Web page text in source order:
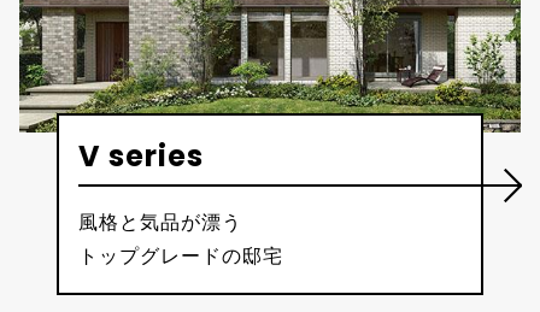
V series
風格と気品が漂う
トップグレードの邸宅